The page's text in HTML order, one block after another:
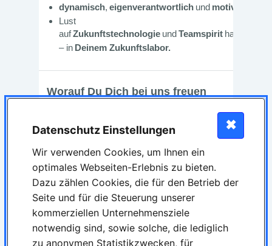
Datenschutz Einstellungen
Wir verwenden Cookies, um Ihnen ein
optimales Webseiten-Erlebnis zu bieten.
Dazu zählen Cookies, die für den Betrieb der
Seite und für die Steuerung unserer
kommerziellen Unternehmensziele
notwendig sind, sowie solche, die lediglich
zu anonymen Statistikzwecken, für
✖